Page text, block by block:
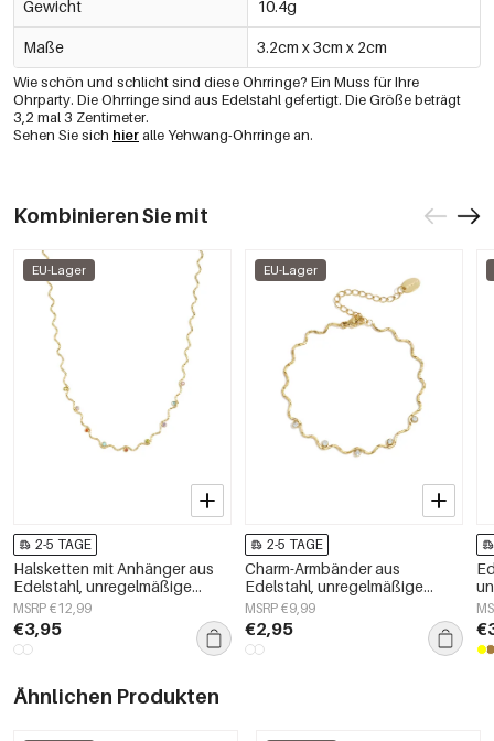
Gewicht 10.4g
Maße 3.2cm x 3cm x 2cm
Wie schön und schlicht sind diese Ohrringe? Ein Muss für Ihre
Ohrparty. Die Ohrringe sind aus Edelstahl gefertigt. Die Größe beträgt
3,2 mal 3 Zentimeter.
Sehen Sie sich hieralle Yehwang-Ohrringe an.
Kombinieren Sie mit
EU-Lager
2-5 TAGE
Halsketten mit Anhänger aus
Edelstahl, unregelmäßige
Form, schlichte Alltags-Serie,
Damenschmuck
MSRP €12,99
€3,95
EU-Lager
2-5 TAGE
Charm-Armbänder aus
Edelstahl, unregelmäßige
Form, schlichte Alltagsserie,
Damenschmuck
MSRP €9,99
€2,95
Ähnlichen Produkten